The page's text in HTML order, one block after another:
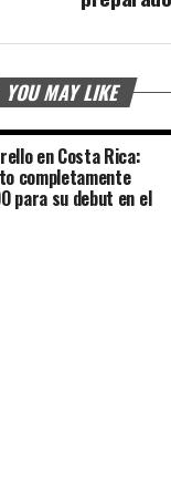
YOU MAY LIKE
en Costa Rica:
completamente
para su debut en el